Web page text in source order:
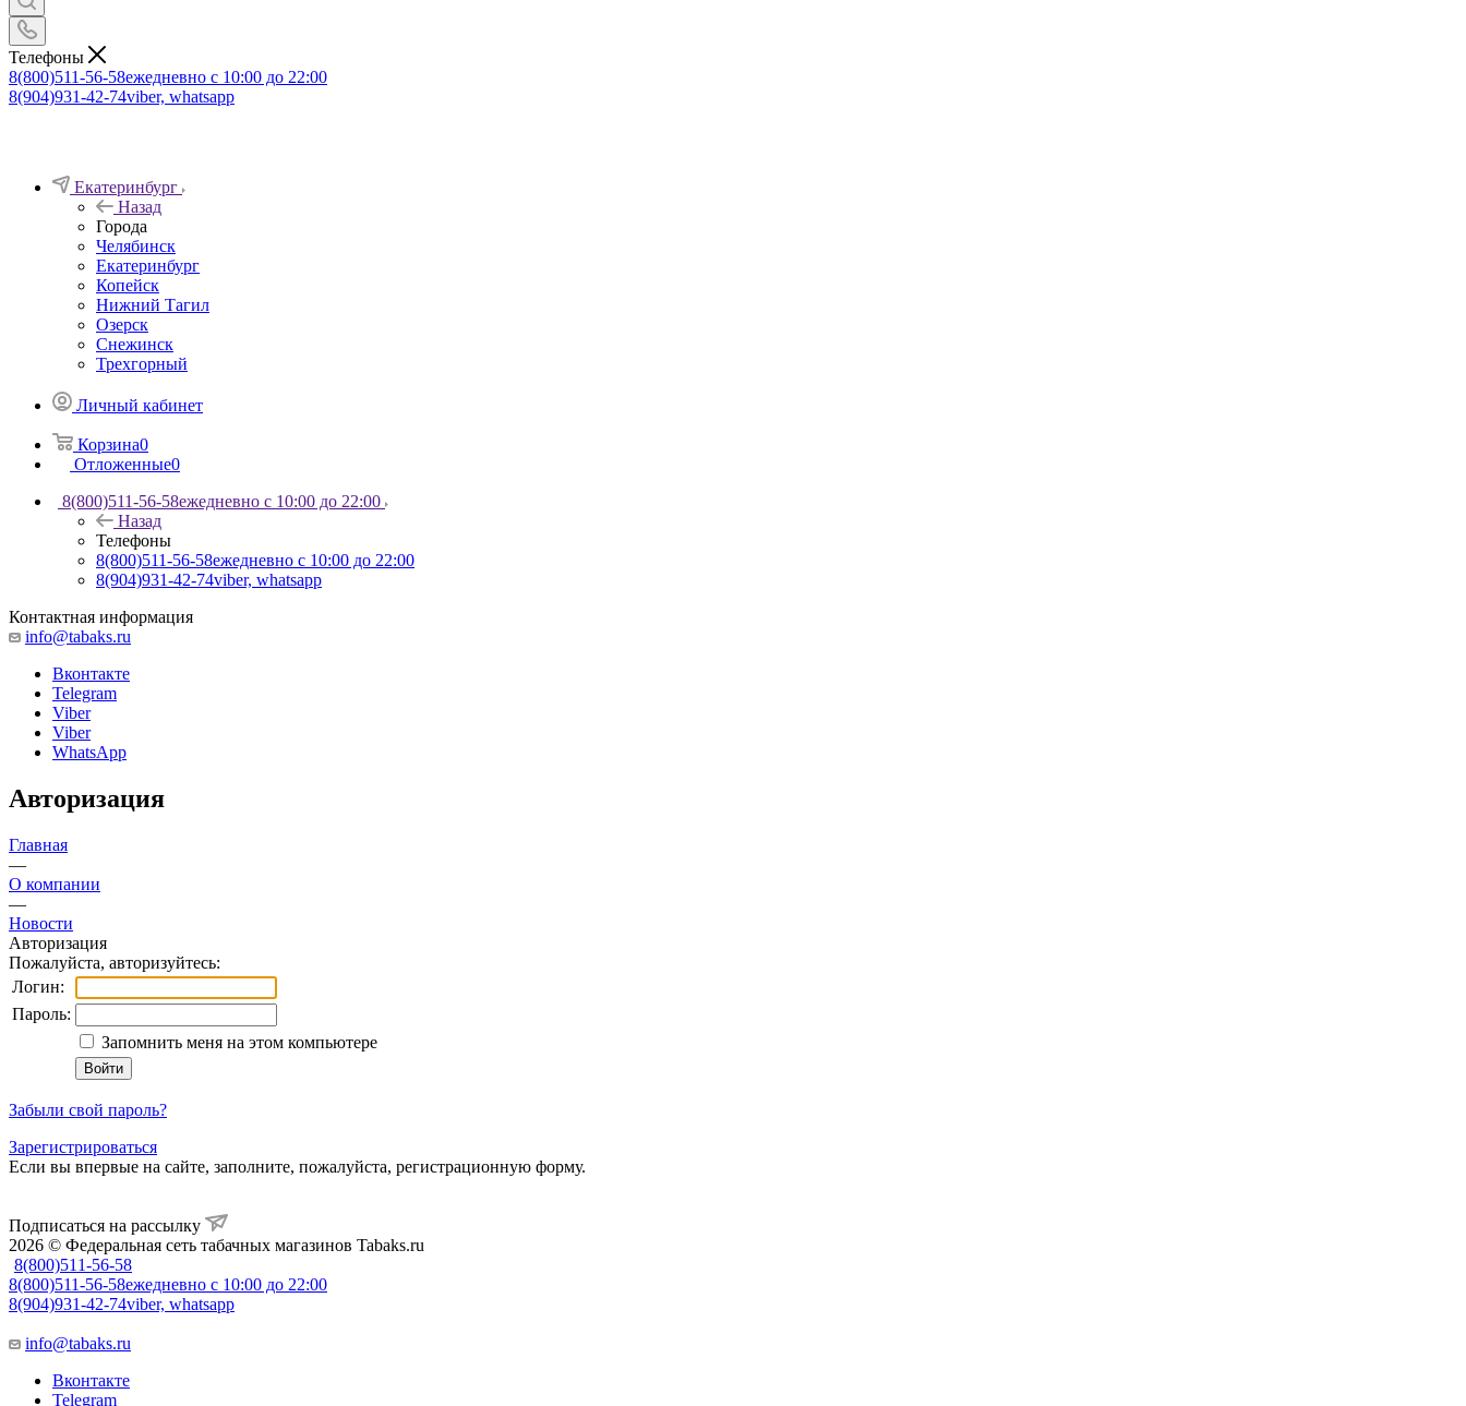
Телефоны
8(800)511-56-58ежедневно с 10:00 до 22:00
8(904)931-42-74viber, whatsapp
Екатеринбург
Назад
Города
Челябинск
Екатеринбург
Копейск
Нижний Тагил
Озерск
Снежинск
Трехгорный
Личный кабинет
Корзина0
Отложенные0
8(800)511-56-58ежедневно с 10:00 до 22:00
Назад
Телефоны
8(800)511-56-58ежедневно с 10:00 до 22:00
8(904)931-42-74viber, whatsapp
Контактная информация
info@tabaks.ru
Вконтакте
Telegram
Viber
Viber
WhatsApp
Авторизация
Главная
—
О компании
—
Новости
Авторизация
Пожалуйста, авторизуйтесь:
Логин:
Пароль:
Запомнить меня на этом компьютере
Забыли свой пароль?
Зарегистрироваться
Если вы впервые на сайте, заполните, пожалуйста, регистрационную форму.
Подписаться на рассылку
2026 © Федеральная сеть табачных магазинов Tabaks.ru
8(800)511-56-58
8(800)511-56-58ежедневно с 10:00 до 22:00
8(904)931-42-74viber, whatsapp
info@tabaks.ru
Вконтакте
Telegram